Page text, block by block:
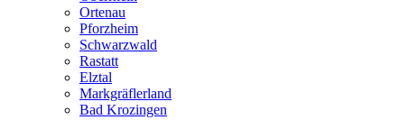
Ortenau
Pforzheim
Schwarzwald
Rastatt
Elztal
Markgräflerland
Bad Krozingen